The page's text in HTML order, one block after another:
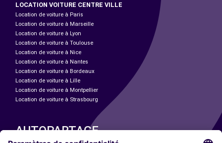
LOCATION VOITURE CENTRE VILLE
Location de voiture à Paris
Location de voiture à Marseille
Location de voiture à Lyon
Location de voiture à Toulouse
Location de voiture à Nice
Location de voiture à Nantes
Location de voiture à Bordeaux
Location de voiture à Lille
Location de voiture à Montpellier
Location de voiture à Strasbourg
AUTOPARTAGE